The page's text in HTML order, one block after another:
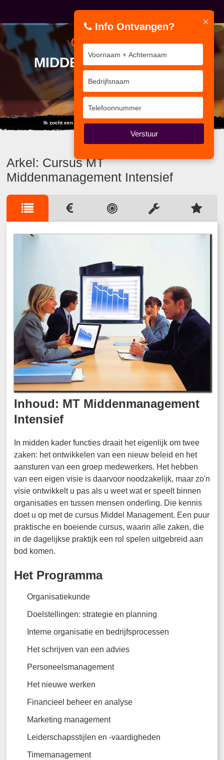
CURSUSMT
MIDDENMANAGEMENT
INTENSIEF
Ik zocht een training... maar vond duizend internet sites.
Arkel: Cursus MT
Middenmanagement Intensief
Inhoud: MT Middenmanagement
Intensief
In midden kader functies draait het eigenlijk om twee
zaken: het ontwikkelen van een nieuw beleid en het
aansturen van een groep medewerkers. Het hebben
van een eigen visie is daarvoor noodzakelijk, maar zo'n
visie ontwikkelt u pas als u weet wat er speelt binnen
organisaties en tussen mensen onderling. Die kennis
doet u op met de cursus Middel Management. Een puur
praktische en boeiende cursus, waarin alle zaken, die
in de dagelijkse praktijk een rol spelen uitgebreid aan
bod komen.
Het Programma
Organisatiekunde
Doelstellingen: strategie en planning
Interne organisatie en bedrijfsprocessen
Het schrijven van een advies
Personeelsmanagement
Het nieuwe werken
Financieel beheer en analyse
Marketing management
Leiderschapsstijlen en -vaardigheden
Timemanagement
×
Info Ontvangen?
Verstuur